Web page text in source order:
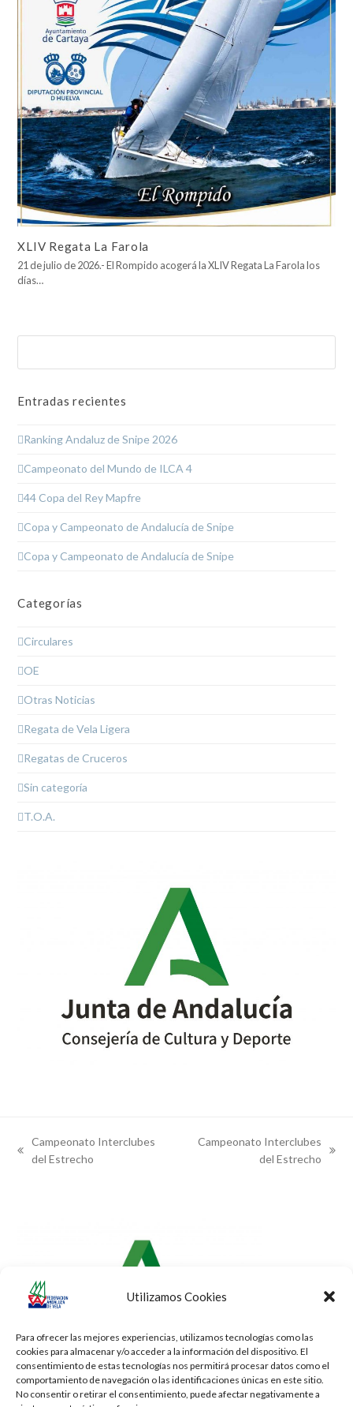
Utilizamos Cookies
Para ofrecer las mejores experiencias, utilizamos tecnologías como las
cookies para almacenar y/o acceder a la información del dispositivo. El
consentimiento de estas tecnologías nos permitirá procesar datos como el
comportamiento de navegación o las identificaciones únicas en este sitio.
No consentir o retirar el consentimiento, puede afectar negativamente a
XLIV Regata La Farola
21 de julio de 2026.- El Rompido acogerá la XLIV Regata La Farola los
días…
Entradas recientes
Ranking Andaluz de Snipe 2026
Campeonato del Mundo de ILCA 4
44 Copa del Rey Mapfre
Copa y Campeonato de Andalucía de Snipe
Copa y Campeonato de Andalucía de Snipe
Categorías
Circulares
OE
Otras Noticias
Regata de Vela Ligera
Regatas de Cruceros
Sin categoría
T.O.A.
previous
Campeonato Interclubes
del Estrecho
Campeonato Interclubes
del Estrecho